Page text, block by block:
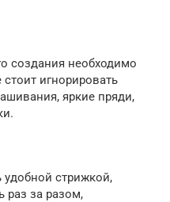
создания необходимо
игнорировать
яркие пряди,
удобной стрижкой,
раз за разом,